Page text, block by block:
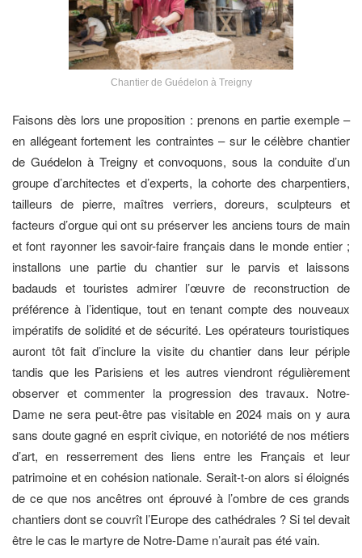
Chantier de Guédelon à Treigny
Faisons dès lors une proposition : prenons en partie exemple –
en allégeant fortement les contraintes – sur le célèbre chantier
de Guédelon à Treigny et convoquons, sous la conduite d’un
groupe d’architectes et d’experts, la cohorte des charpentiers,
tailleurs de pierre, maîtres verriers, doreurs, sculpteurs et
facteurs d’orgue qui ont su préserver les anciens tours de main
et font rayonner les savoir-faire français dans le monde entier ;
installons une partie du chantier sur le parvis et laissons
badauds et touristes admirer l’œuvre de reconstruction de
préférence à l’identique, tout en tenant compte des nouveaux
impératifs de solidité et de sécurité. Les opérateurs touristiques
auront tôt fait d’inclure la visite du chantier dans leur périple
tandis que les Parisiens et les autres viendront régulièrement
observer et commenter la progression des travaux. Notre-
Dame ne sera peut-être pas visitable en 2024 mais on y aura
sans doute gagné en esprit civique, en notoriété de nos métiers
d’art, en resserrement des liens entre les Français et leur
patrimoine et en cohésion nationale. Serait-t-on alors si éloignés
de ce que nos ancêtres ont éprouvé à l’ombre de ces grands
chantiers dont se couvrît l’Europe des cathédrales ? Si tel devait
être le cas le martyre de Notre-Dame n’aurait pas été vain.